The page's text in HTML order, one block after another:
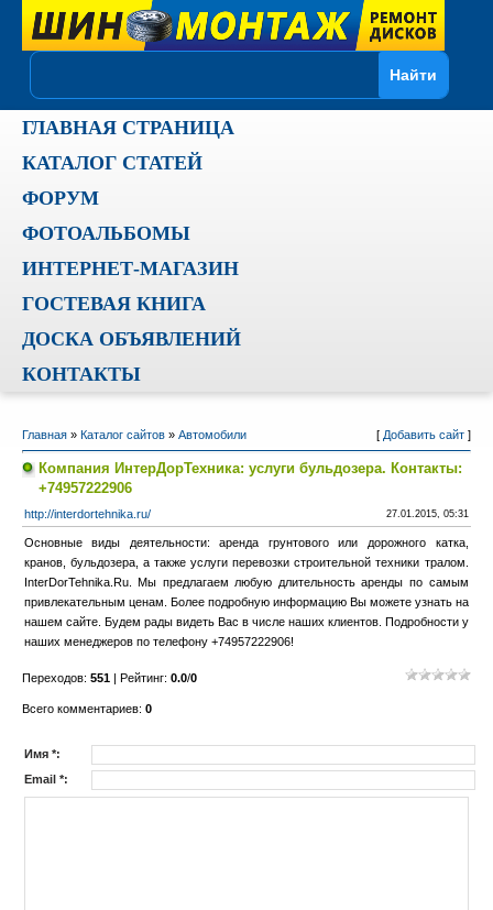
ГЛАВНАЯ СТРАНИЦА
КАТАЛОГ СТАТЕЙ
ФОРУМ
ФОТОАЛЬБОМЫ
ИНТЕРНЕТ-МАГАЗИН
ГОСТЕВАЯ КНИГА
ДОСКА ОБЪЯВЛЕНИЙ
КОНТАКТЫ
Главная» Каталог сайтов» Автомобили [ Добавить сайт]
Компания ИнтерДорТехника: услуги бульдозера. Контакты:
+74957222906
http://interdortehnika.ru/ 27.01.2015, 05:31
Основные виды деятельности: аренда грунтового или дорожного катка,
кранов, бульдозера, а также услуги перевозки строительной техники тралом.
InterDorTehnika.Ru. Мы предлагаем любую длительность аренды по самым
привлекательным ценам. Более подробную информацию Вы можете узнать на
нашем сайте. Будем рады видеть Вас в числе наших клиентов. Подробности у
наших менеджеров по телефону +74957222906!
Переходов: 551| Рейтинг: 0.0/0
Всего комментариев: 0
Имя *:
Email *: